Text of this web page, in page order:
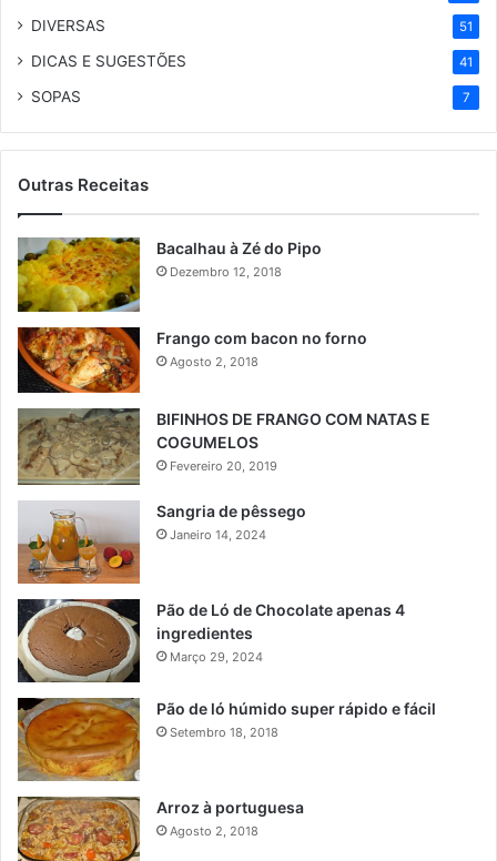
DIVERSAS 51
DICAS E SUGESTÕES 41
SOPAS 7
Outras Receitas
Bacalhau à Zé do Pipo
Dezembro 12, 2018
Frango com bacon no forno
Agosto 2, 2018
BIFINHOS DE FRANGO COM NATAS E
COGUMELOS
Fevereiro 20, 2019
Sangria de pêssego
Janeiro 14, 2024
Pão de Ló de Chocolate apenas 4
ingredientes
Março 29, 2024
Pão de ló húmido super rápido e fácil
Setembro 18, 2018
Arroz à portuguesa
Agosto 2, 2018